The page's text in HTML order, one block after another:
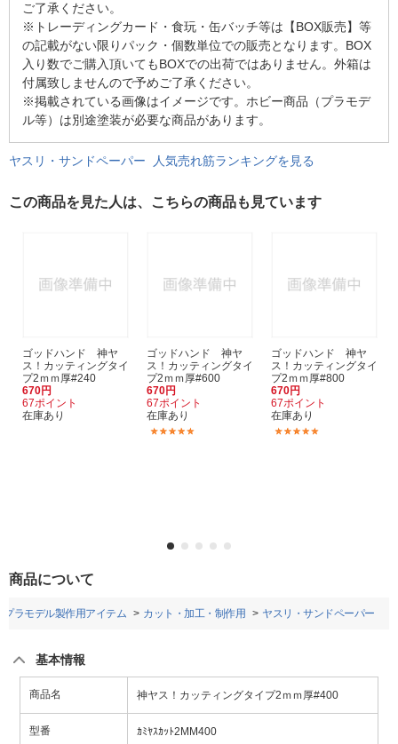
ご了承ください。
※トレーディングカード・食玩・缶バッチ等は【BOX販売】等
の記載がない限りパック・個数単位での販売となります。BOX
入り数でご購入頂いてもBOXでの出荷ではありません。外箱は
付属致しませんので予めご了承ください。
※掲載されている画像はイメージです。ホビー商品（プラモデ
ル等）は別途塗装が必要な商品があります。
ヤスリ・サンドペーパー 人気売れ筋ランキングを見る
この商品を見た人は、こちらの商品も見ています
ゴッドハンド 神ヤ
ス！カッティングタイ
プ2ｍｍ厚#240
670円
67ポイント
在庫あり
ゴッドハンド 神ヤ
ス！カッティングタイ
プ2ｍｍ厚#600
670円
67ポイント
在庫あり
ゴッドハンド 神ヤ
ス！カッティングタイ
プ2ｍｍ厚#800
670円
67ポイント
在庫あり
商品について
プラモデル製作用アイテム カット・加工・制作用 ヤスリ・サンドペーパー
基本情報
商品名 神ヤス！カッティングタイプ2ｍｍ厚#400
型番 ｶﾐﾔｽｶｯﾄ2MM400